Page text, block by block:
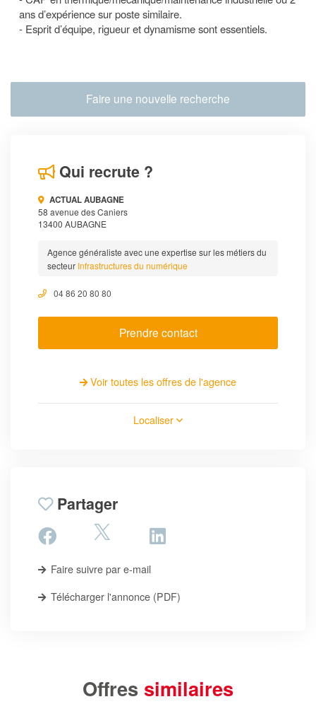
ans d’expérience sur poste similaire.
- Esprit d’équipe, rigueur et dynamisme sont essentiels.
Faire une nouvelle recherche
Qui recrute ?
ACTUAL AUBAGNE
58 avenue des Caniers
13400 AUBAGNE
Agence généraliste avec une expertise sur les métiers du
secteur Infrastructures du numérique
04 86 20 80 80
Prendre contact
Voir toutes les offres de l'agence
Localiser
Partager
Faire suivre par e-mail
Télécharger l'annonce (PDF)
Offres similaires